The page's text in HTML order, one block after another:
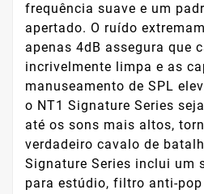
frequência suave e um
apertado. O ruído
apenas 4dB assegura que
incrivelmente limpa e as
manuseamento de SPL
o NT1 Signature Series
até os sons mais altos,
verdadeiro cavalo de
Signature Series inclui um
para estúdio, filtro anti-pop